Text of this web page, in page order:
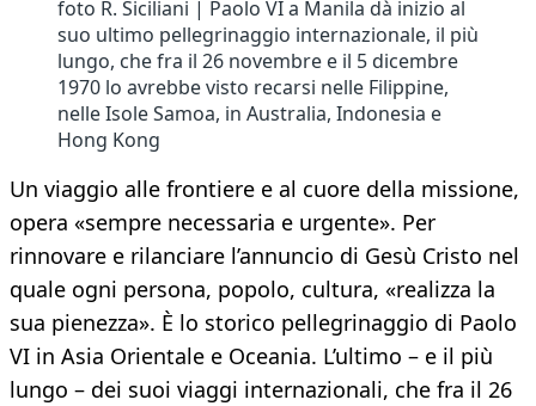
foto R. Siciliani | Paolo VI a Manila dà inizio al
suo ultimo pellegrinaggio internazionale, il più
lungo, che fra il 26 novembre e il 5 dicembre
1970 lo avrebbe visto recarsi nelle Filippine,
nelle Isole Samoa, in Australia, Indonesia e
Hong Kong
Un viaggio alle frontiere e al cuore della missione,
opera «sempre necessaria e urgente». Per
rinnovare e rilanciare l’annuncio di Gesù Cristo nel
quale ogni persona, popolo, cultura, «realizza la
sua pienezza». È lo storico pellegrinaggio di Paolo
VI in Asia Orientale e Oceania. L’ultimo – e il più
lungo – dei suoi viaggi internazionali, che fra il 26